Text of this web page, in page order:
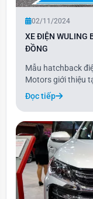
02/11/2024
XE ĐIỆN WULING
ĐỒNG
Mẫu hatchback
Motors giới thiệu
gồm bản 333 km
37,9 kWh, có giá
phiên bản khác,
Đọc tiếp